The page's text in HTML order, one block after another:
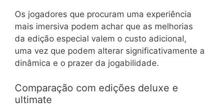
Os jogadores que procuram uma experiência
mais imersiva podem achar que as melhorias
da edição especial valem o custo adicional,
uma vez que podem alterar significativamente a
dinâmica e o prazer da jogabilidade.
Comparação com edições deluxe e
ultimate